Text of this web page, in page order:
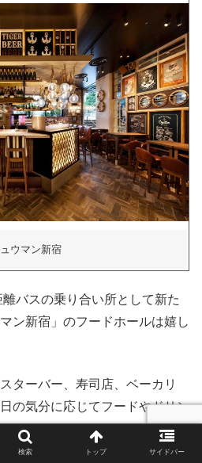
ウマン新宿
バスの乗り合い所として新た
ン新宿」のフードホールは嬉し
ターバー、寿司店、ベーカリ
の気分に応じてフードやドリン
検索 トップ サイドバー